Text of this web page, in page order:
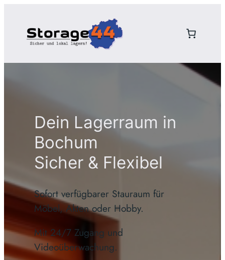
springen
Dein Lagerraum in
Bochum
Sicher & Flexibel
Sofort verfügbarer Stauraum für
Möbel, Akten oder Hobby.
Mit 24/7 Zugang und
Videoüberwachung.